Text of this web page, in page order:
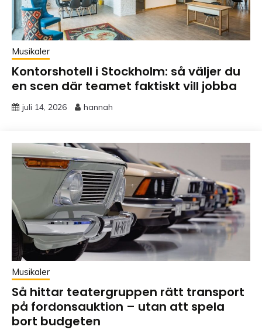
Musikaler
Kontorshotell i Stockholm: så väljer du
en scen där teamet faktiskt vill jobba
juli 14, 2026 hannah
Musikaler
Så hittar teatergruppen rätt transport
på fordonsauktion – utan att spela
bort budgeten